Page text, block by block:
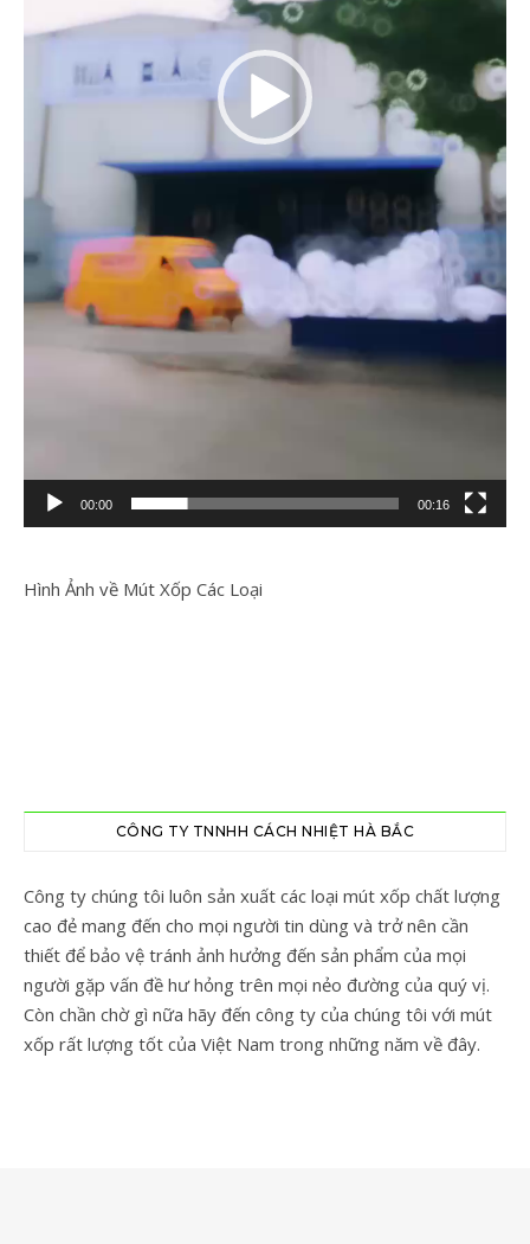
00:00 00:16
Hình Ảnh về Mút Xốp Các Loại
CÔNG TY TNNHH CÁCH NHIỆT HÀ BẮC
Công ty chúng tôi luôn sản xuất các loại mút xốp chất lượng
cao đẻ mang đến cho mọi người tin dùng và trở nên cần
thiết để bảo vệ tránh ảnh hưởng đến sản phẩm của mọi
người gặp vấn đề hư hỏng trên mọi nẻo đường của quý vị.
Còn chần chờ gì nữa hãy đến công ty của chúng tôi với mút
xốp rất lượng tốt của Việt Nam trong những năm về đây.